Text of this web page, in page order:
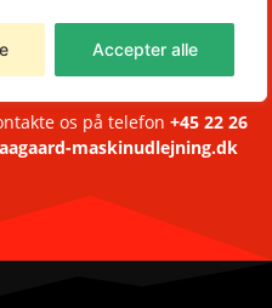
Accepter alle
os på telefon +45 22 26
maskinudlejning.dk